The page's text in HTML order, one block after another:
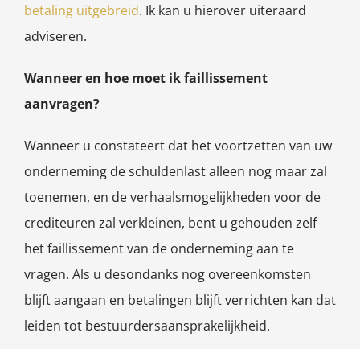
betaling uitgebreid. Ik kan u hierover uiteraard
adviseren.
Wanneer en hoe moet ik faillissement
aanvragen?
Wanneer u constateert dat het voortzetten van uw
onderneming de schuldenlast alleen nog maar zal
toenemen, en de verhaalsmogelijkheden voor de
crediteuren zal verkleinen, bent u gehouden zelf
het faillissement van de onderneming aan te
vragen. Als u desondanks nog overeenkomsten
blijft aangaan en betalingen blijft verrichten kan dat
leiden tot bestuurdersaansprakelijkheid.